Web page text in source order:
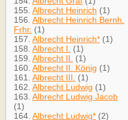
155. Albrecht Heinrich (1)
156. Albrecht Heinrich Bernh.
Frhr. (1)
157. Albrecht Heinrich* (1)
158. Albrecht I.
(1)
159. Albrecht II.
(1)
160. Albrecht II. König (1)
161. Albrecht III.
(1)
162. Albrecht Ludwig (1)
163. Albrecht Ludwig Jacob
(1)
164. Albrecht Ludwig* (2)